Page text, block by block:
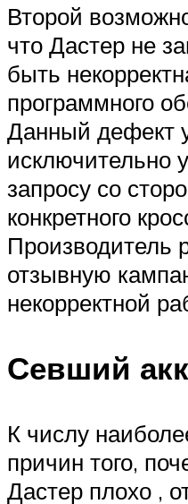
Второй
что Дастер не
быть
программного
Данный дефект
исключительно
запросу со
конкретного
Производитель
отзывную
некорректной
Севший
К числу
причин того,
Дастер плохо ,